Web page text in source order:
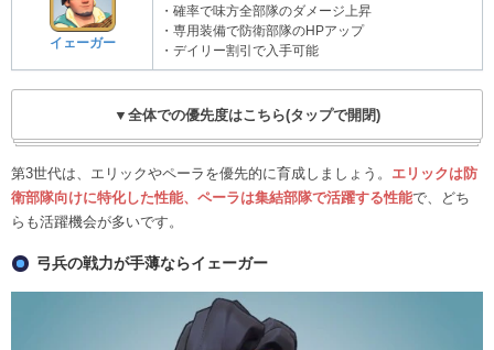
イェーガー
・確率で味方全部隊のダメージ上昇
・専用装備で防衛部隊のHPアップ
・デイリー割引で入手可能
▼全体での優先度はこちら(タップで開閉)
第3世代は、エリックやペーラを優先的に育成しましょう。 エリックは防
衛部隊向けに特化した性能、ペーラは集結部隊で活躍する性能で、どち
らも活躍機会が多いです。
弓兵の戦力が手薄ならイェーガー